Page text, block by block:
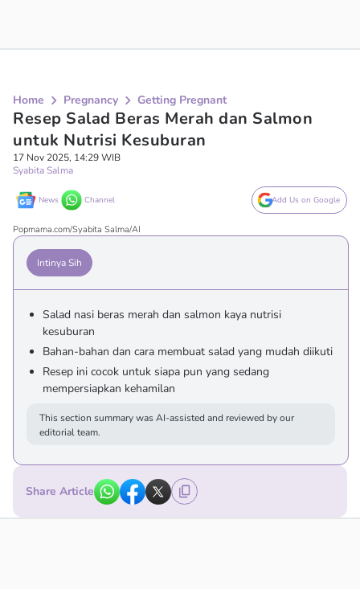
Home Pregnancy Getting Pregnant
Resep Salad Beras Merah dan Salmon
untuk Nutrisi Kesuburan
17 Nov 2025, 14:29 WIB
Syabita Salma
News Channel Add Us on Google
Popmama.com/Syabita Salma/AI
Intinya Sih
Salad nasi beras merah dan salmon kaya nutrisi
kesuburan
Bahan-bahan dan cara membuat salad yang mudah diikuti
Resep ini cocok untuk siapa pun yang sedang
mempersiapkan kehamilan
This section summary was AI-assisted and reviewed by our
editorial team.
Share Article